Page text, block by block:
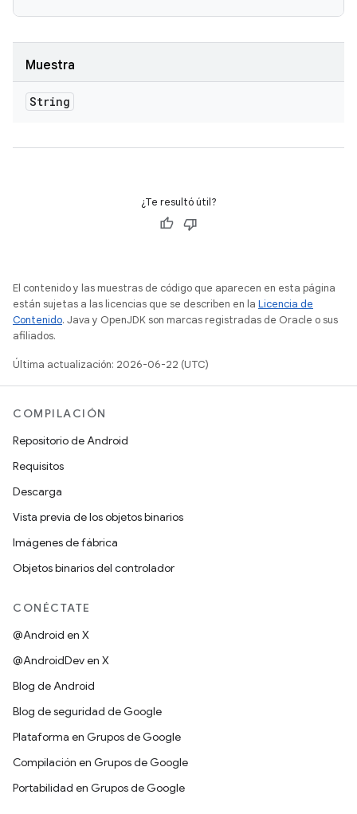
Muestra
String
¿Te resultó útil?
El contenido y las muestras de código que aparecen en esta página
están sujetas a las licencias que se describen en la Licencia de
Contenido. Java y OpenJDK son marcas registradas de Oracle o sus
afiliados.
Última actualización: 2026-06-22 (UTC)
COMPILACIÓN
Repositorio de Android
Requisitos
Descarga
Vista previa de los objetos binarios
Imágenes de fábrica
Objetos binarios del controlador
CONÉCTATE
@Android en X
@AndroidDev en X
Blog de Android
Blog de seguridad de Google
Plataforma en Grupos de Google
Compilación en Grupos de Google
Portabilidad en Grupos de Google